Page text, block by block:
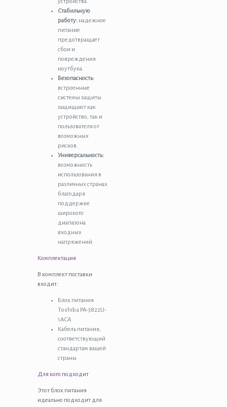
Стабильную
работу: надежное
питание
предотвращает
сбои и
повреждения
ноутбука.
Безопасность:
встроенные
системы защиты
защищают как
устройство, так и
пользователя от
возможных
рисков.
Универсальность:
возможность
использования в
различных странах
благодаря
поддержке
широкого
диапазона
входных
напряжений.
Комплектация
В комплект поставки
входит:
Блок питания
Toshiba PA-3822U-
1ACA
Кабель питания,
соответствующий
стандартам вашей
страны
Для кого подходит
Этот блок питания
идеально подходит для